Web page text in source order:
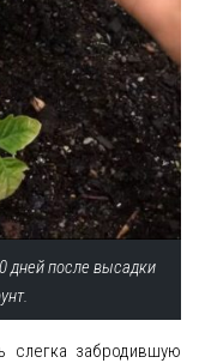
дней после высадки
слегка забродившую